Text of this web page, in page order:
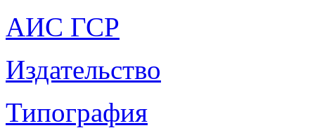
АИС ГСР
Издательство
Типография